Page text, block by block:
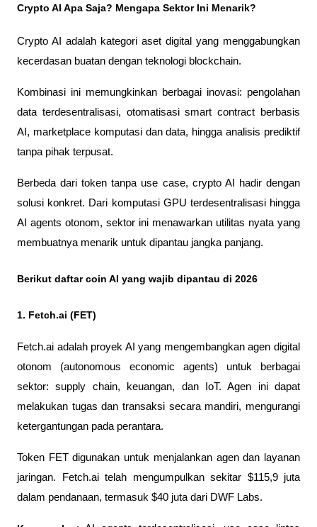
Crypto AI Apa Saja? Mengapa Sektor Ini Menarik?
Crypto AI adalah kategori aset digital yang menggabungkan
kecerdasan buatan dengan teknologi blockchain.
Kombinasi ini memungkinkan berbagai inovasi: pengolahan
data terdesentralisasi, otomatisasi smart contract berbasis
AI, marketplace komputasi dan data, hingga analisis prediktif
tanpa pihak terpusat.
Berbeda dari token tanpa use case, crypto AI hadir dengan
solusi konkret. Dari komputasi GPU terdesentralisasi hingga
AI agents otonom, sektor ini menawarkan utilitas nyata yang
membuatnya menarik untuk dipantau jangka panjang.
Berikut daftar coin AI yang wajib dipantau di 2026
1. Fetch.ai (FET)
Fetch.ai adalah proyek AI yang mengembangkan agen digital
otonom (autonomous economic agents) untuk berbagai
sektor: supply chain, keuangan, dan IoT. Agen ini dapat
melakukan tugas dan transaksi secara mandiri, mengurangi
ketergantungan pada perantara.
Token FET digunakan untuk menjalankan agen dan layanan
jaringan. Fetch.ai telah mengumpulkan sekitar $115,9 juta
dalam pendanaan, termasuk $40 juta dari DWF Labs.